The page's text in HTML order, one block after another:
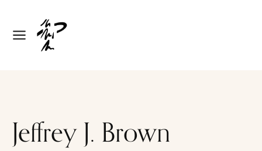
Jeffrey J. Brown